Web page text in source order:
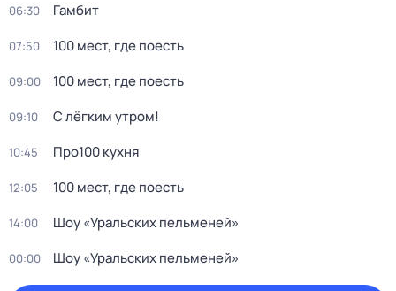
06:30 Гамбит
07:50 100 мест, где поесть
09:00 100 мест, где поесть
09:10 С лёгким утром!
10:45 Про100 кухня
12:05 100 мест, где поесть
14:00 Шоу «Уральских пельменей»
00:00 Шоу «Уральских пельменей»